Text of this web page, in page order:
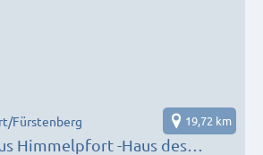
Himmelpfort -Haus des
Fürstenberg 19,72 km